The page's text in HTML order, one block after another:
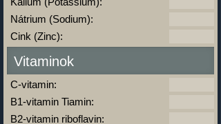
Nátrium (Sodium):
Cink (Zinc):
Vitaminok
C-vitamin:
B1-vitamin Tiamin:
B2-vitamin riboflavin: